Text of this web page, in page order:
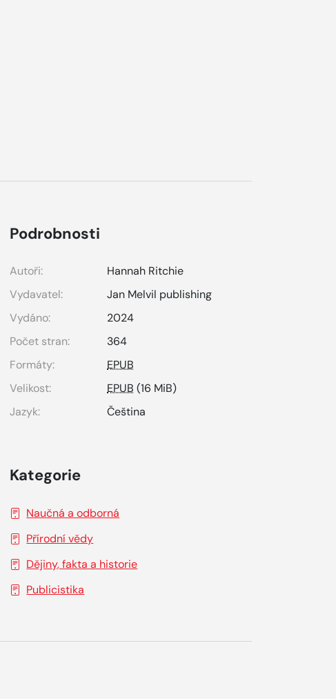
Podrobnosti
Autoři:
Hannah Ritchie
Vydavatel:
Jan Melvil publishing
Vydáno:
2024
Počet stran:
364
Formáty:
EPUB
Velikost:
EPUB (16 MiB)
Jazyk:
Čeština
Kategorie
Naučná a odborná
Přírodní vědy
Dějiny, fakta a historie
Publicistika